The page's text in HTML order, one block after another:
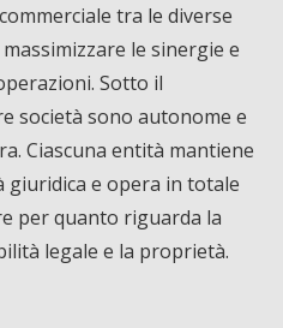
e
d
I
n
u
b
e
tra le diverse
le sinergie e
Sotto il
società sono autonome e
Ciascuna entità mantiene
e opera in totale
per quanto riguarda la
legale e la proprietà.